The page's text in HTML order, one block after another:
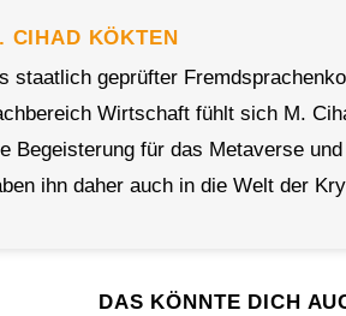
CIHAD KÖKTEN
staatlich geprüfter
Wirtschaft fühlt sich M.
Begeisterung für das Metaverse
ihn daher auch in die Welt der
DAS KÖNNTE DICH